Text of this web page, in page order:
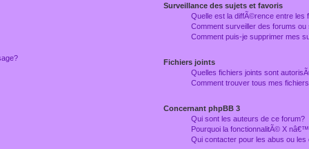
Surveillance des sujets et favoris
Quelle est la diffÃ©rence entre les
Comment surveiller des forums
Comment puis-je supprimer mes
Fichiers joints
Quelles fichiers joints sont
Comment trouver tous mes
Concernant phpBB 3
Qui sont les auteurs de ce forum?
Pourquoi la fonctionnalitÃ© X
Qui contacter pour les abus ou